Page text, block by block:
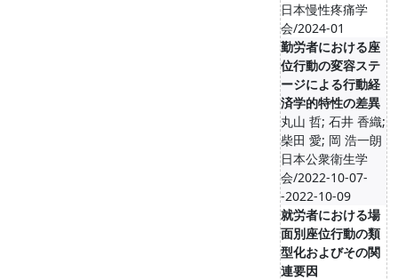
日本慢性疼痛学
会/2024-01
勤労者における座
位行動の変容ステ
ージによる行動経
済学的特性の差異
丸山 哲; 石井 香織;
柴田 愛; 岡 浩一朗
日本公衆衛生学
会/2022-10-07-
-2022-10-09
就労者における場
面別座位行動の類
型化およびその関
連要因